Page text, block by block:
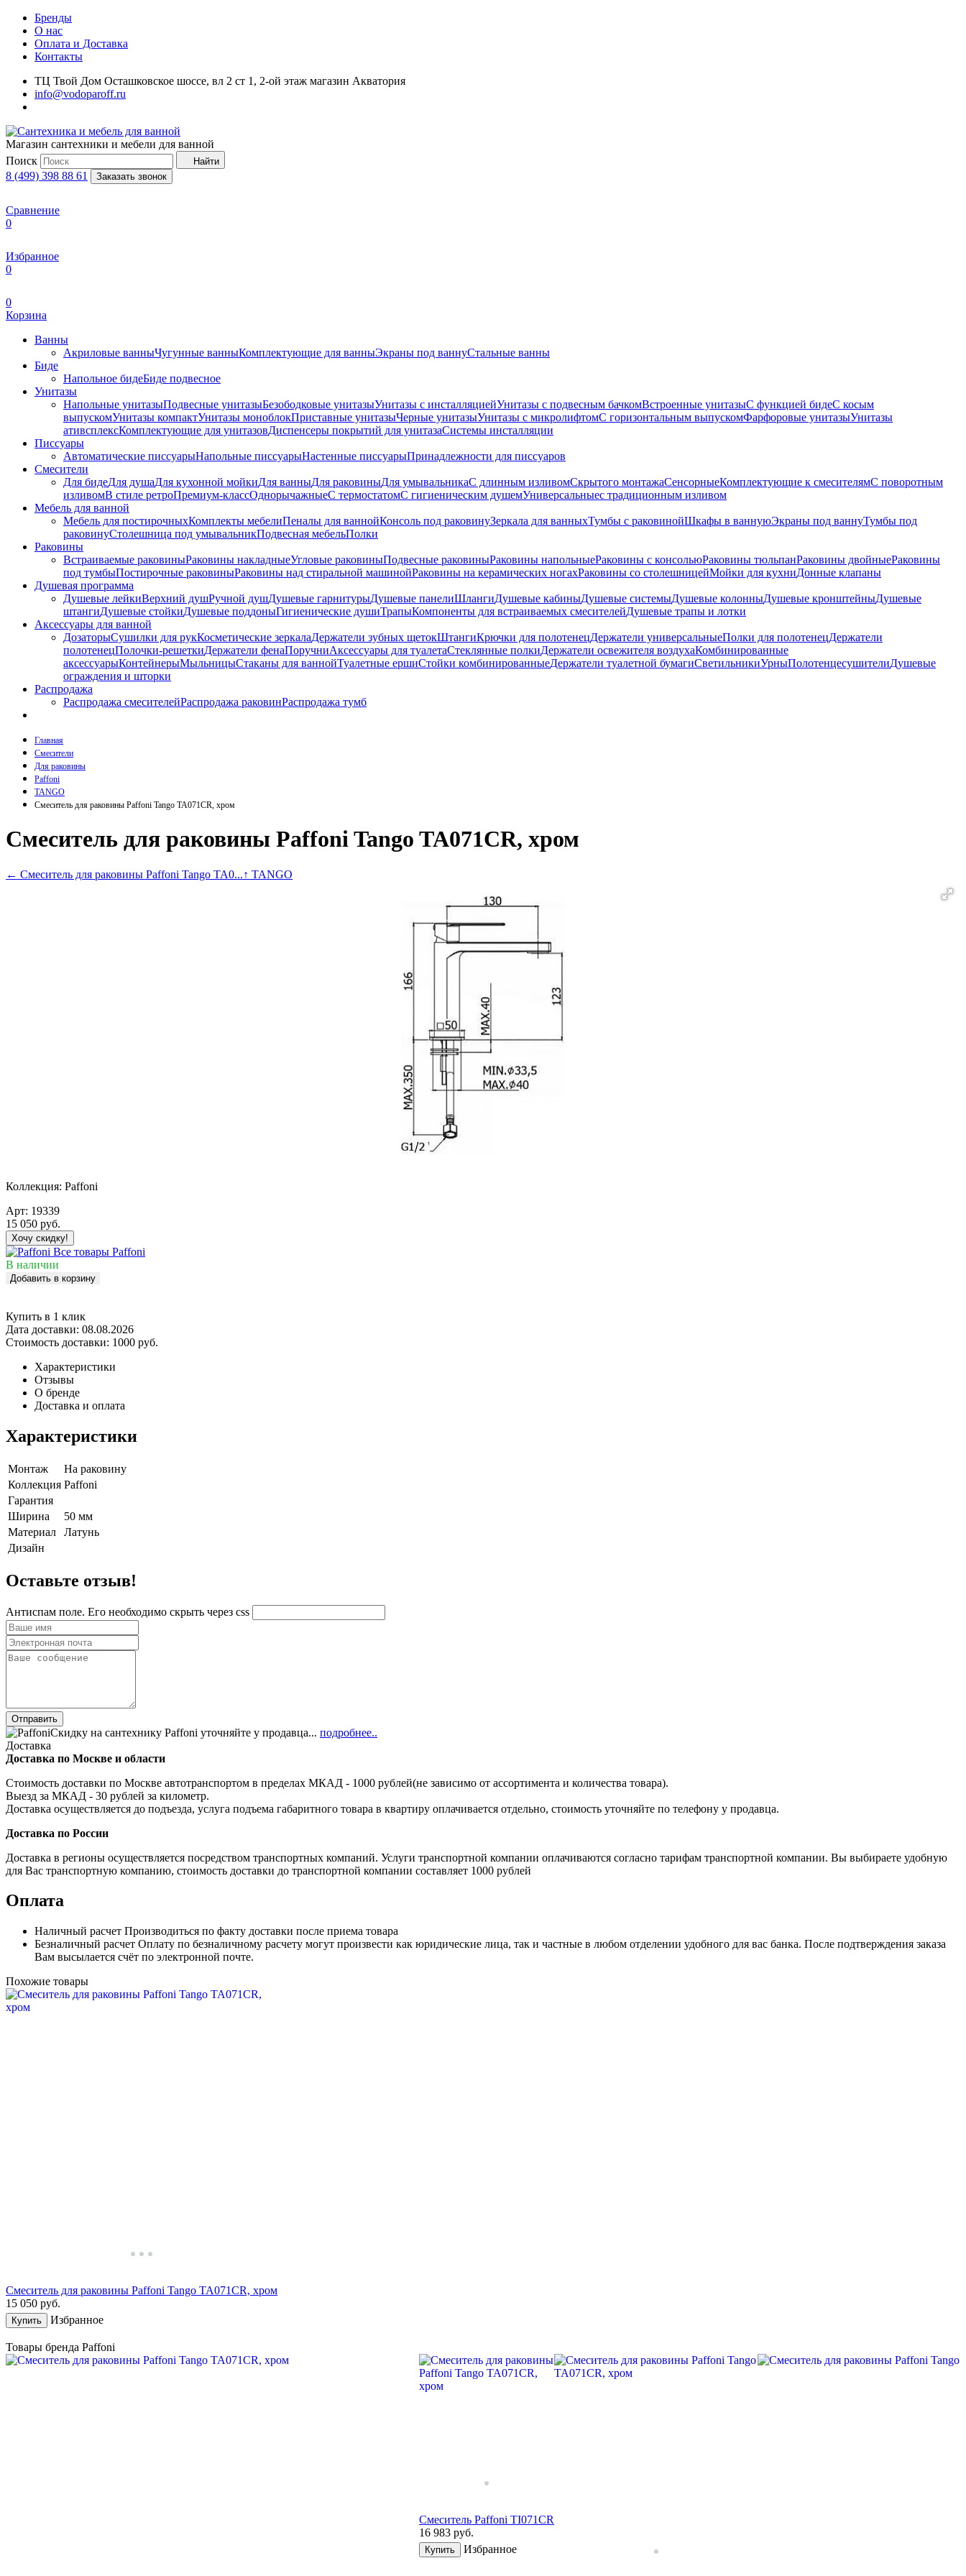
Бренды
О нас
Оплата и Доставка
Контакты
ТЦ Твой Дом Осташковское шоссе, вл 2 ст 1, 2-ой этаж магазин Акватория
info@vodoparoff.ru
Магазин сантехники и мебели для ванной
Поиск
Найти
8 (499) 398 88 61 Заказать звонок
Сравнение
0
Избранное
0
0
Корзина
Ванны
Акриловые ванныЧугунные ванныКомплектующие для ванныЭкраны под ваннуСтальные ванны
Биде
Напольное бидеБиде пoдвеснoе
Унитазы
Напольные унитазыПодвесные унитазыБезободковые унитазыУнитазы с инсталляциейУнитазы с подвесным бачкомВстроенные унитазыС функцией бидеС косым
выпускомУнитазы компактУнитазы моноблокПриставные унитазыЧерные унитазыУнитазы с микролифтомC горизонтальным выпускомФарфоровые унитазыУнитазы
ативсплексКомплектующие для унитазовДиспенсеры покрытий для унитазаСистемы инсталляции
Писсуары
Автоматические писсуарыНапольные писсуарыНастенные писсуарыПринадлежности для писсуаров
Смесители
Для бидеДля душаДля кухонной мойкиДля ванныДля раковиныДля умывальникаС длинным изливомСкрытого монтажаСенсорныеКомплектующие к смесителямС поворотным
изливомВ стиле ретроПремиум-классОднорычажныеС термостатомС гигиеническим душемУниверсальныес традиционным изливом
Мебель для ванной
Мебель для постирочныхКомплекты мебелиПеналы для ваннойКонсоль под раковинуЗеркала для ванныхТумбы с раковинойШкафы в ваннуюЭкраны под ваннуТумбы под
раковинуСтолешница под умывальникПодвесная мебельПолки
Раковины
Встраиваемые раковиныРаковины накладныеУгловые раковиныПодвесные раковиныРаковины напольныеРаковины с консольюРаковины тюльпанРаковины двойныеРаковины
под тумбыПостирочные раковиныРаковины над стиральной машинойРаковины на керамических ногахРаковины со столешницейМойки для кухниДонные клапаны
Душевая программа
Душевые лейкиВерхний душРучной душДушевые гарнитурыДушевые панелиШлангиДушевые кабиныДушевые системыДушевые колонныДушевые кронштейныДушевые
штангиДушевые стойкиДушевые поддоныГигиенические душиТрапыКомпоненты для встраиваемых смесителейДушевые трапы и лотки
Аксессуары для ванной
ДозаторыСушилки для рукКосметические зеркалаДержатели зубных щетокШтангиКрючки для полотенецДержатели универсальныеПолки для полотенецДержатели
полотенецПолочки-решеткиДержатели фенаПоручниАксессуары для туалетаСтеклянные полкиДержатели освежителя воздухаКомбинированные
аксессуарыКонтейнерыМыльницыСтаканы для ваннойТуалетные ершиСтойки комбинированныеДержатели туалетной бумагиСветильникиУрныПолотенцесушителиДушевые
ограждения и шторки
Распродажа
Распродажа смесителейРаспродажа раковинРаспродажа тумб
Главная
Смесители
Для раковины
Paffoni
TANGO
Смеситель для раковины Paffoni Tango TA071CR, хром
Смеситель для раковины Paffoni Tango TA071CR, хром
← Смеситель для раковины Paffoni Tango TA0...↑ TANGO
Коллекция: Paffoni
Арт: 19339
15 050 руб.
Хочу скидку!
Все товары Paffoni
В наличии
Добавить в корзину
Купить в 1 клик
Дата доставки: 08.08.2026
Стоимость доставки: 1000 руб.
Характеристики
Отзывы
О бренде
Доставка и оплата
Характеристики
Монтаж
На раковину
Коллекция Paffoni
Гарантия
Ширина
50 мм
Материал
Латунь
Дизайн
Оставьте отзыв!
Антиспам поле. Его необходимо скрыть через css
Скидку на сантехнику Paffoni уточняйте у продавца... подробнее..
Доставка
Доставка по Москве и области
Стоимость доставки по Москве автотранспортом в пределах МКАД - 1000 рублей(не зависимо от ассортимента и количества товара).
Выезд за МКАД - 30 рублей за километр.
Доставка осуществляется до подъезда, услуга подъема габаритного товара в квартиру оплачивается отдельно, стоимость уточняйте по телефону у продавца.
Доставка по России
Доставка в регионы осуществляется посредством транспортных компаний. Услуги транспортной компании оплачиваются согласно тарифам транспортной компании. Вы выбираете удобную
для Вас транспортную компанию, стоимость доставки до транспортной компании составляет 1000 рублей
Оплата
Наличный расчет Производиться по факту доставки после приема товара
Безналичный расчет Оплату по безналичному расчету могут произвести как юридические лица, так и частные в любом отделении удобного для вас банка. После подтверждения заказа
Вам высылается счёт по электронной почте.
Похожие товары
Смеситель для раковины Paffoni Tango TA071CR, хром
15 050 руб.
Купить Избранное
Товары бренда Paffoni
Смеситель Paffoni TI071CR
16 983 руб.
Купить Избранное